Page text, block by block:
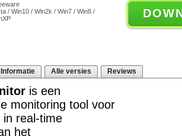
/ Win10 / Win2k / Win7 / Win8 /
Informatie Alle versies Reviews
is een
monitoring tool voor
in real-time
het